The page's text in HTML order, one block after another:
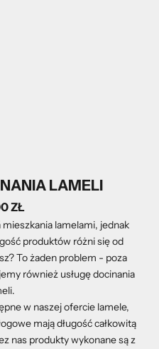
LAMELI
ZŁ
lamelami, jednak
produktów różni się od
To żaden problem - poza
również usługę docinania
w naszej ofercie lamele,
mają długość całkowitą
nas produkty wykonane są z